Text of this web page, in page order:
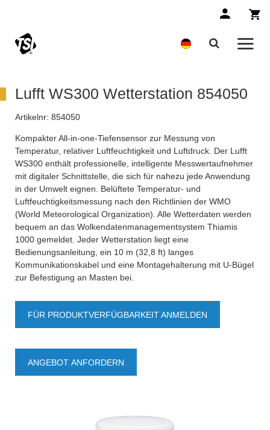
Lufft WS300 Wetterstation 854050
Artikelnr: 854050
Kompakter All-in-one-Tiefensensor zur Messung von
Temperatur, relativer Luftfeuchtigkeit und Luftdruck. Der Lufft
WS300 enthält professionelle, intelligente Messwertaufnehmer
mit digitaler Schnittstelle, die sich für nahezu jede Anwendung
in der Umwelt eignen. Belüftete Temperatur- und
Luftfeuchtigkeitsmessung nach den Richtlinien der WMO
(World Meteorological Organization). Alle Wetterdaten werden
bequem an das Wolkendatenmanagementsystem Thiamis
1000 gemeldet. Jeder Wetterstation liegt eine
Bedienungsanleitung, ein 10 m (32,8 ft) langes
Kommunikationskabel und eine Montagehalterung mit U-Bügel
zur Befestigung an Masten bei.
FÜR PRODUKTVERFÜGBARKEIT ANMELDEN
ANGEBOT ANFORDERN